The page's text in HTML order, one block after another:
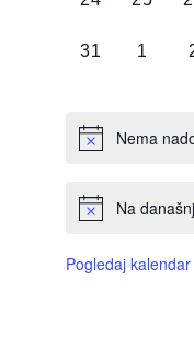
0
31
0
1
Nema
Na
Pogledaj kalendar